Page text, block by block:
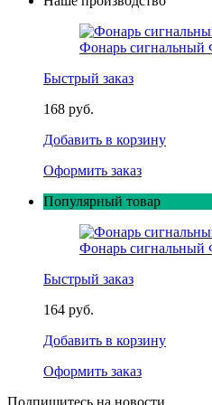
Фонарь сигнальный
Быстрый заказ
168 руб.
Добавить в корзину
Оформить заказ
Популярный товар
Фонарь сигнальный
Быстрый заказ
164 руб.
Добавить в корзину
Оформить заказ
Подпишитесь на новости